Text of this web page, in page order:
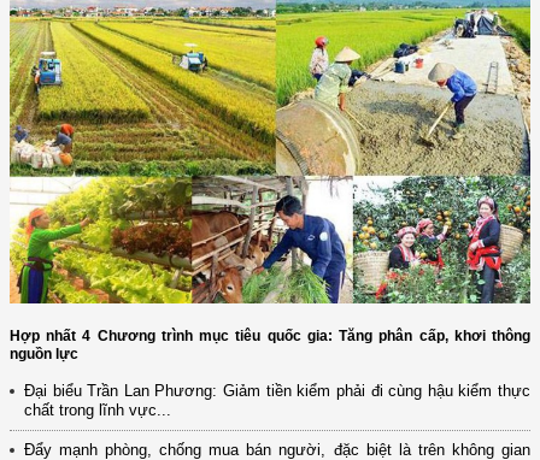
Hợp nhất 4 Chương trình mục tiêu quốc gia: Tăng phân cấp, khơi thông
nguồn lực
Đại biểu Trần Lan Phương: Giảm tiền kiểm phải đi cùng hậu kiểm thực
chất trong lĩnh vực...
Đẩy mạnh phòng, chống mua bán người, đặc biệt là trên không gian